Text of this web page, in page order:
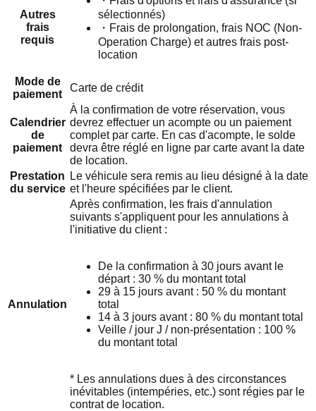
Autres
frais
requis
sélectionnés)
・ Frais de prolongation, frais NOC (Non-
Operation Charge) et autres frais post-
location
Mode de
paiement
Carte de crédit
Calendrier
de
paiement
À la confirmation de votre réservation, vous
devrez effectuer un acompte ou un paiement
complet par carte. En cas d'acompte, le solde
devra être réglé en ligne par carte avant la date
de location.
Prestation
du service
Le véhicule sera remis au lieu désigné à la date
et l'heure spécifiées par le client.
Annulation
Après confirmation, les frais d'annulation
suivants s'appliquent pour les annulations à
l'initiative du client :
De la confirmation à 30 jours avant le
départ : 30 % du montant total
29 à 15 jours avant : 50 % du montant
total
14 à 3 jours avant : 80 % du montant total
Veille / jour J / non-présentation : 100 %
du montant total
* Les annulations dues à des circonstances
inévitables (intempéries, etc.) sont régies par le
contrat de location.